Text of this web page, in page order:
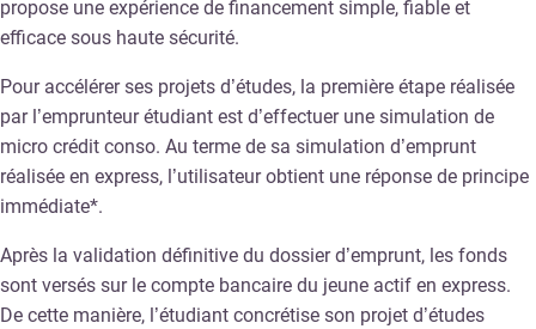
propose une expérience de financement simple, fiable et
efficace sous haute sécurité.
Pour accélérer ses projets d’études, la première étape réalisée
par l’emprunteur étudiant est d’effectuer une simulation de
micro crédit conso. Au terme de sa simulation d’emprunt
réalisée en express, l’utilisateur obtient une réponse de principe
immédiate*.
Après la validation définitive du dossier d’emprunt, les fonds
sont versés sur le compte bancaire du jeune actif en express.
De cette manière, l’étudiant concrétise son projet d’études